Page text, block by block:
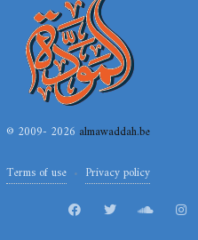
© 2009- 2026 almawaddah.be
Terms of use Privacy policy